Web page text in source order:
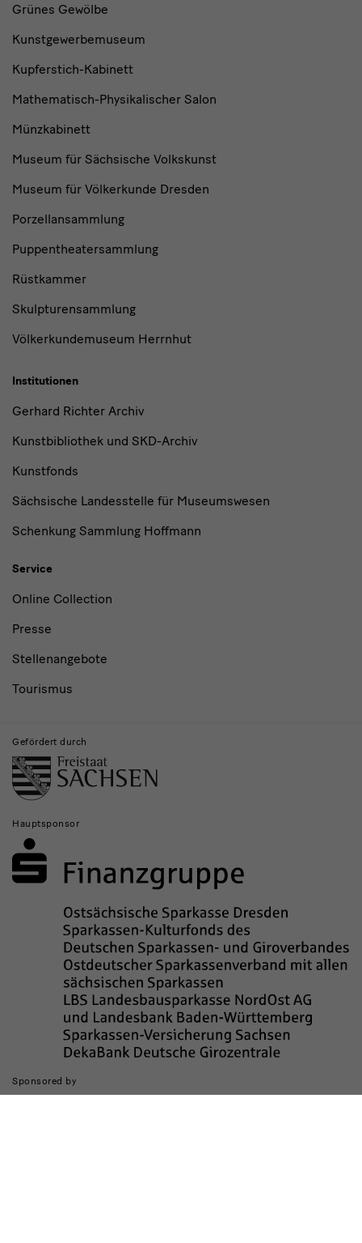
Grünes Gewölbe
Kunstgewerbemuseum
Kupferstich-Kabinett
Mathematisch-Physikalischer Salon
Münzkabinett
Museum für Sächsische Volkskunst
Museum für Völkerkunde Dresden
Porzellansammlung
Puppentheatersammlung
Rüstkammer
Skulpturensammlung
Völkerkundemuseum Herrnhut
Institutionen
Gerhard Richter Archiv
Kunstbibliothek und SKD-Archiv
Kunstfonds
Sächsische Landesstelle für Museumswesen
Schenkung Sammlung Hoffmann
Service
Online Collection
Presse
Stellenangebote
Tourismus
Gefördert durch
Hauptsponsor
Sponsored by